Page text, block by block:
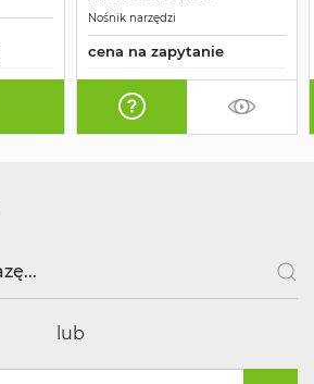
Nośnik narzędzi
cena na zapytanie
lub